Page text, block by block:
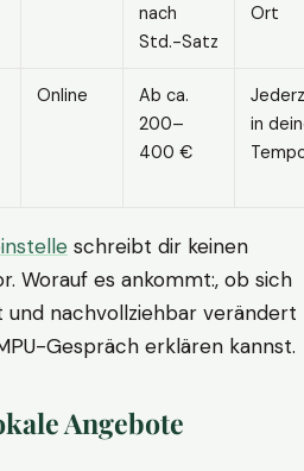
nach
Std.-Satz
Ort
Online
Ab ca.
200–
400 €
in
schreibt dir keinen
Worauf es ankommt:, ob sich
nachvollziehbar verändert
Gespräch erklären kannst.
Angebote